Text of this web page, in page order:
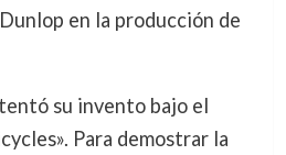
en la producción de
su invento bajo el
Para demostrar la